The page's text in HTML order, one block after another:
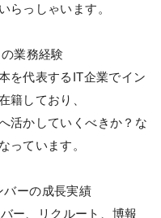
らっしゃいます。
業務経験
を代表するIT企業でイン
籍しており、
活かしていくべきか？な
っています。
ーの成長実績
ー、リクルート、博報